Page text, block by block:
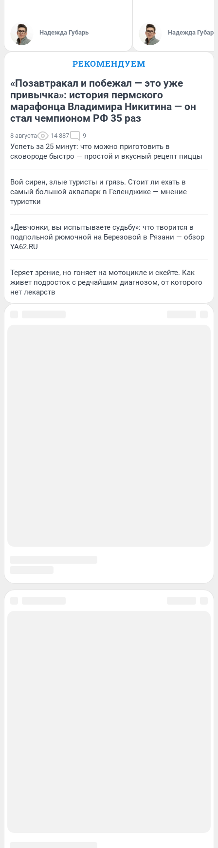
Надежда Губарь Надежда Губарь
РЕКОМЕНДУЕМ
«Позавтракал и побежал — это уже
привычка»: история пермского
марафонца Владимира Никитина — он
стал чемпионом РФ 35 раз
8 августа 14 887 9
Успеть за 25 минут: что можно приготовить в
сковороде быстро — простой и вкусный рецепт пиццы
Вой сирен, злые туристы и грязь. Стоит ли ехать в
самый большой аквапарк в Геленджике — мнение
туристки
«Девчонки, вы испытываете судьбу»: что творится в
подпольной рюмочной на Березовой в Рязани — обзор
YA62.RU
Теряет зрение, но гоняет на мотоцикле и скейте. Как
живет подросток с редчайшим диагнозом, от которого
нет лекарств